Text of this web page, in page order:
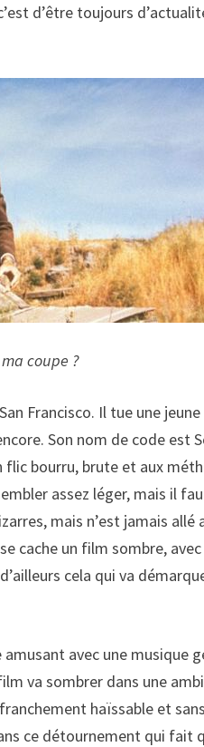
d’être toujours
coupe ?
Francisco. Il tue une
Son nom de code est
bourru, brute et aux
assez léger, mais il
mais n’est jamais allé
cache un film sombre,
cela qui va
amusant avec une
va sombrer dans une
haïssable et
ce détournement qui fait